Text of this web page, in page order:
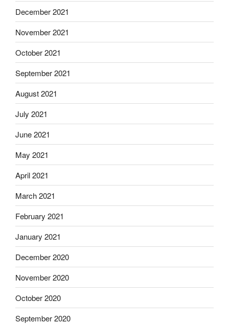
December 2021
November 2021
October 2021
September 2021
August 2021
July 2021
June 2021
May 2021
April 2021
March 2021
February 2021
January 2021
December 2020
November 2020
October 2020
September 2020